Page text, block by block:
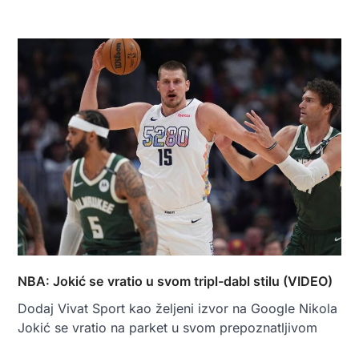
NBA: Jokić se vratio u svom tripl-dabl stilu (VIDEO)
Dodaj Vivat Sport kao željeni izvor na Google Nikola
Jokić se vratio na parket u svom prepoznatljivom